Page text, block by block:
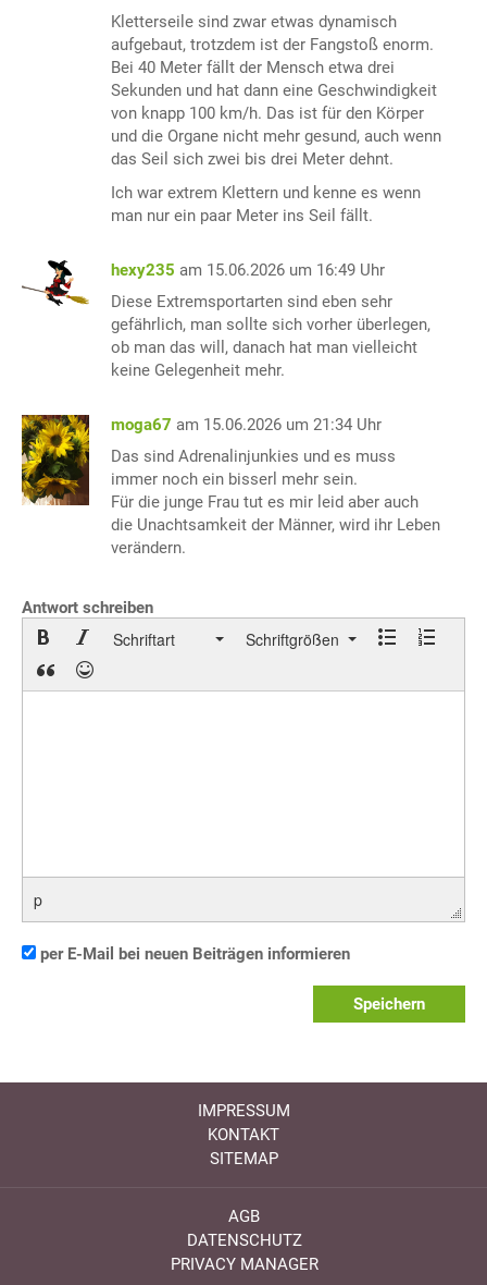
Kletterseile sind zwar etwas dynamisch
aufgebaut, trotzdem ist der Fangstoß enorm.
Bei 40 Meter fällt der Mensch etwa drei
Sekunden und hat dann eine Geschwindigkeit
von knapp 100 km/h. Das ist für den Körper
und die Organe nicht mehr gesund, auch wenn
das Seil sich zwei bis drei Meter dehnt.
Ich war extrem Klettern und kenne es wenn
man nur ein paar Meter ins Seil fällt.
hexy235 am 15.06.2026 um 16:49 Uhr
Diese Extremsportarten sind eben sehr
gefährlich, man sollte sich vorher überlegen,
ob man das will, danach hat man vielleicht
keine Gelegenheit mehr.
moga67 am 15.06.2026 um 21:34 Uhr
Das sind Adrenalinjunkies und es muss
immer noch ein bisserl mehr sein.
Für die junge Frau tut es mir leid aber auch
die Unachtsamkeit der Männer, wird ihr Leben
verändern.
Antwort schreiben
Schriftart Schriftgrößen
p
per E-Mail bei neuen Beiträgen informieren
Speichern
IMPRESSUM
KONTAKT
SITEMAP
AGB
DATENSCHUTZ
PRIVACY MANAGER